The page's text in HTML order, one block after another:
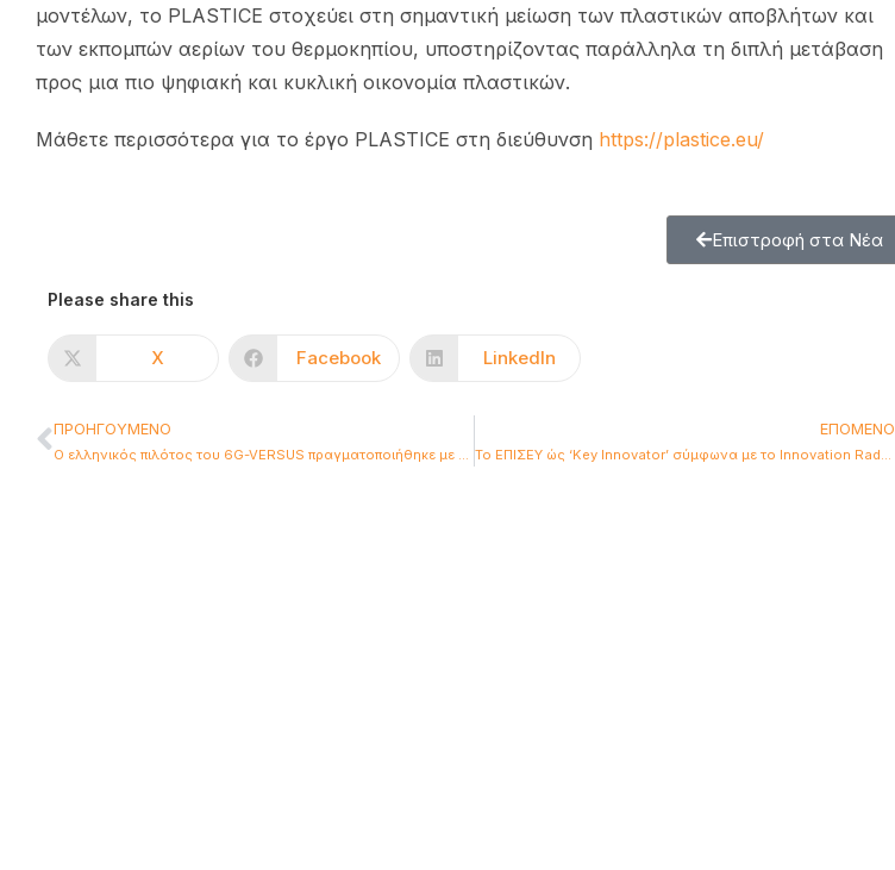
μοντέλων, το PLASTICE στοχεύει στη σημαντική μείωση των πλαστικών αποβλήτων και
των εκπομπών αερίων του θερμοκηπίου, υποστηρίζοντας παράλληλα τη διπλή μετάβαση
προς μια πιο ψηφιακή και κυκλική οικονομία πλαστικών.
Μάθετε περισσότερα για το έργο PLASTICE στη διεύθυνση https://plastice.eu/
Επιστροφή στα Νέα
Please share this
X Facebook LinkedIn
ΠΡΟΗΓΟΎΜΕΝΟ
O ελληνικός πιλότος του 6G-VERSUS πραγματοποιήθηκε με Επιτυχία στο ΕΚΕΦΕ Δημόκριτος
ΕΠΌΜΕΝΟ
Το EΠΙΣΕΥ ώς ‘Κey Innovator’ σύμφωνα με το Innovation Radar της ΕΕ για καινοτόμο εργαλείο στο πλαίσιο του XGAIN